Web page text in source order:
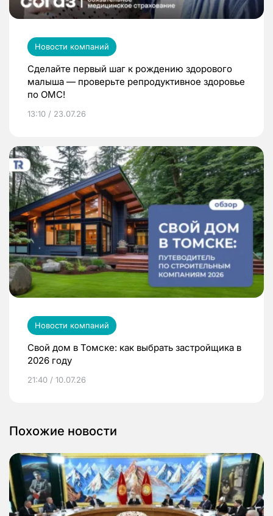
Новости компаний
Сделайте первый шаг к рождению здорового
малыша — проверьте репродуктивное здоровье
по ОМС!
13:10 / 23.07.26
Новости компаний
Свой дом в Томске: как выбрать застройщика в
2026 году
21:40 / 10.07.26
Похожие новости